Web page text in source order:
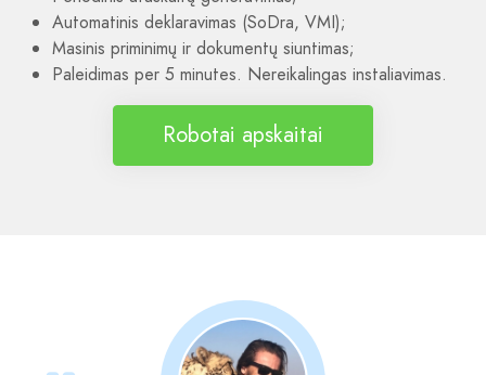
Automatinis deklaravimas (SoDra, VMI);
Masinis priminimų ir dokumentų siuntimas;
Paleidimas per 5 minutes. Nereikalingas instaliavimas.
Robotai apskaitai